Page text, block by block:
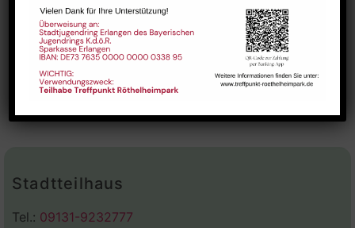
Offene englisch-spanische
Art Class conducted by
Stadtteilhaus
Tel.: 09131-9232777